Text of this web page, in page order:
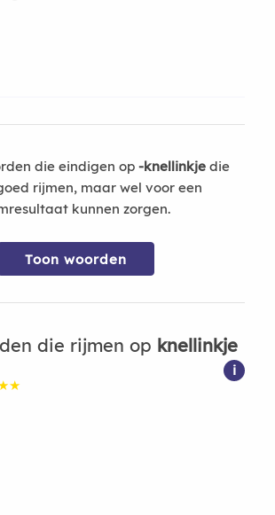
die eindigen op -knellinkjedie
rijmen, maar wel voor een
kunnen zorgen.
Toon woorden
die rijmen op knellinkje
i